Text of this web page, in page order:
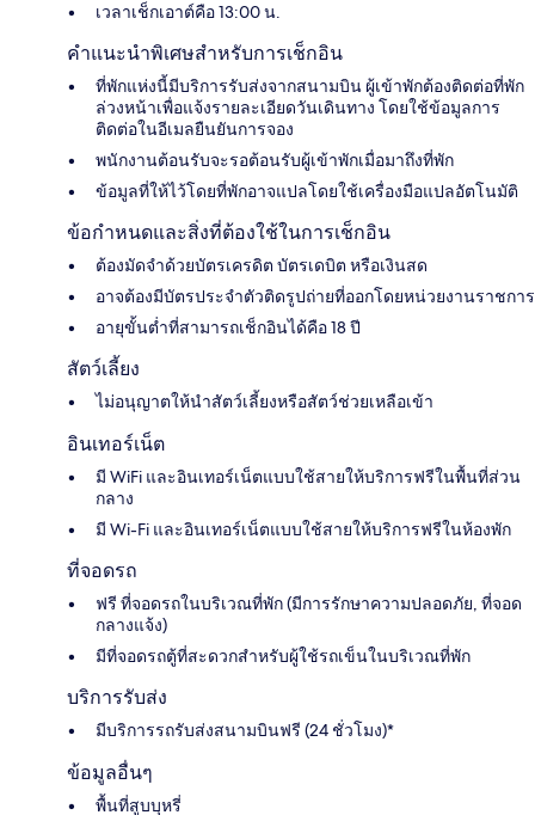
เวลาเช็กเอาต์คือ 13:00 น.
คำแนะนำพิเศษสำหรับการเช็กอิน
ที่พักแห่งนี้มีบริการรับส่งจากสนามบิน ผู้เข้าพักต้องติดต่อที่พัก
ล่วงหน้าเพื่อแจ้งรายละเอียดวันเดินทาง โดยใช้ข้อมูลการ
ติดต่อในอีเมลยืนยันการจอง
พนักงานต้อนรับจะรอต้อนรับผู้เข้าพักเมื่อมาถึงที่พัก
ข้อมูลที่ให้ไว้โดยที่พักอาจแปลโดยใช้เครื่องมือแปลอัตโนมัติ
ข้อกำหนดและสิ่งที่ต้องใช้ในการเช็กอิน
ต้องมัดจำด้วยบัตรเครดิต บัตรเดบิต หรือเงินสด
อาจต้องมีบัตรประจำตัวติดรูปถ่ายที่ออกโดยหน่วยงานราชการ
อายุขั้นต่ำที่สามารถเช็กอินได้คือ 18 ปี
สัตว์เลี้ยง
ไม่อนุญาตให้นำสัตว์เลี้ยงหรือสัตว์ช่วยเหลือเข้า
อินเทอร์เน็ต
มี WiFi และอินเทอร์เน็ตแบบใช้สายให้บริการฟรีในพื้นที่ส่วน
กลาง
มี Wi-Fi และอินเทอร์เน็ตแบบใช้สายให้บริการฟรีในห้องพัก
ที่จอดรถ
ฟรี ที่จอดรถในบริเวณที่พัก (มีการรักษาความปลอดภัย, ที่จอด
กลางแจ้ง)
มีที่จอดรถตู้ที่สะดวกสำหรับผู้ใช้รถเข็นในบริเวณที่พัก
บริการรับส่ง
มีบริการรถรับส่งสนามบินฟรี (24 ชั่วโมง)*
ข้อมูลอื่นๆ
พื้นที่สูบบุหรี่